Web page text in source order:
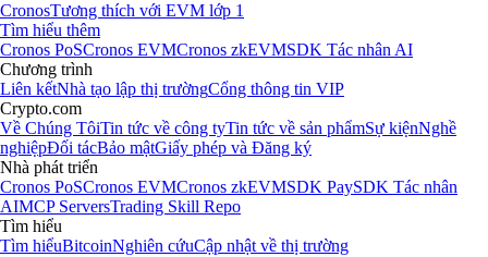
CronosTương thích với EVM lớp 1
Tìm hiểu thêm
Cronos PoSCronos EVMCronos zkEVMSDK Tác nhân AI
Chương trình
Liên kếtNhà tạo lập thị trườngCổng thông tin VIP
Crypto.com
Về Chúng TôiTin tức về công tyTin tức về sản phẩmSự kiệnNghề
nghiệpĐối tácBảo mậtGiấy phép và Đăng ký
Nhà phát triển
Cronos PoSCronos EVMCronos zkEVMSDK PaySDK Tác nhân
AIMCP ServersTrading Skill Repo
Tìm hiểu
Tìm hiểuBitcoinNghiên cứuCập nhật về thị trường